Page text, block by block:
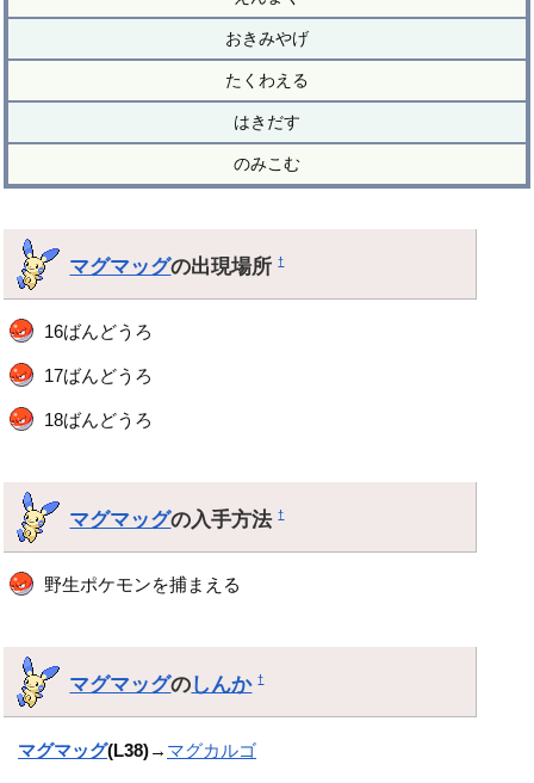
おきみやげ
たくわえる
はきだす
のみこむ
マグマッグの出現場所†
16ばんどうろ
17ばんどうろ
18ばんどうろ
マグマッグの入手方法†
野生ポケモンを捕まえる
マグマッグのしんか †
マグマッグ(L38)→ マグカルゴ